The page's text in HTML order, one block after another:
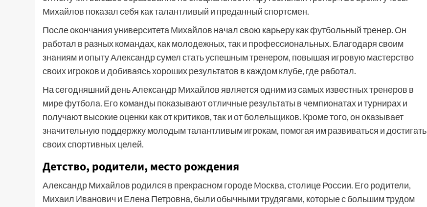
Михайлов показал себя как талантливый и преданный спортсмен.
После окончания университета Михайлов начал свою карьеру как футбольный тренер. Он
работал в разных командах, как молодежных, так и профессиональных. Благодаря своим
знаниям и опыту Александр сумел стать успешным тренером, повышая игровую мастерство
своих игроков и добиваясь хороших результатов в каждом клубе, где работал.
На сегодняшний день Александр Михайлов является одним из самых известных тренеров в
мире футбола. Его команды показывают отличные результаты в чемпионатах и турнирах и
получают высокие оценки как от критиков, так и от болельщиков. Кроме того, он оказывает
значительную поддержку молодым талантливым игрокам, помогая им развиваться и достигать
своих спортивных целей.
Детство, родители, место рождения
Александр Михайлов родился в прекрасном городе Москва, столице России. Его родители,
Михаил Иванович и Елена Петровна, были обычными трудягами, которые с большим трудом